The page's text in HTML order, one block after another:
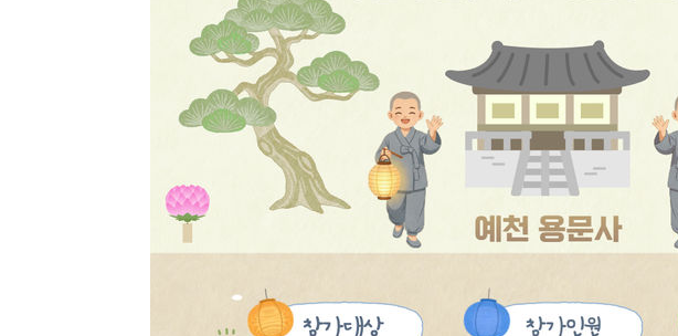
이강인, 오늘 서울서 AT마드리드 입단식…'전례 없는 특급대우'
'여긴 20도, 저긴 50도'…열화상 카메라로 본 폭염 저감시설 '온도차'
콜롬비아 신임 우파 대통령 취임 하루만에 차량폭탄 폭발 사건
튀르키예 외무장관, "메카 3국 방위협정은 이란이 목표 아냐 " 밝혀
이군이 불법 군시설 건설한 레바논 남부에서 레바논군 3명 폭발로 부상
[속보]美중부 사령관, 이스라엘 긴급방문 다중화된 전선 상황 논의